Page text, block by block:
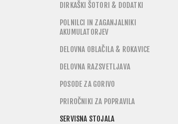
DIRKAŠKI ŠOTORI & DODATKI
POLNILCI IN ZAGANJALNIKI
AKUMULATORJEV
DELOVNA OBLAČILA & ROKAVICE
DELOVNA RAZSVETLJAVA
POSODE ZA GORIVO
PRIROČNIKI ZA POPRAVILA
SERVISNA STOJALA